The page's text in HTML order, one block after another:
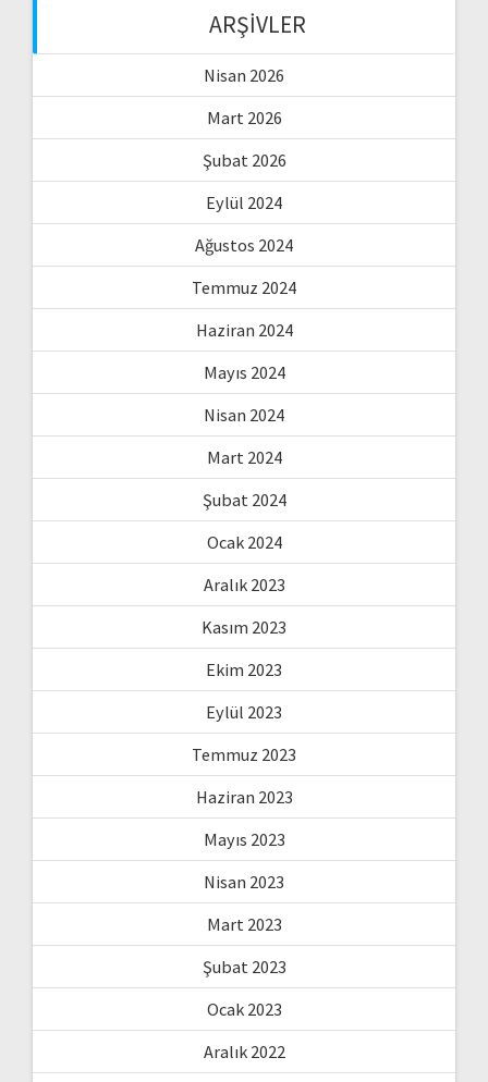
ARŞIVLER
Nisan 2026
Mart 2026
Şubat 2026
Eylül 2024
Ağustos 2024
Temmuz 2024
Haziran 2024
Mayıs 2024
Nisan 2024
Mart 2024
Şubat 2024
Ocak 2024
Aralık 2023
Kasım 2023
Ekim 2023
Eylül 2023
Temmuz 2023
Haziran 2023
Mayıs 2023
Nisan 2023
Mart 2023
Şubat 2023
Ocak 2023
Aralık 2022